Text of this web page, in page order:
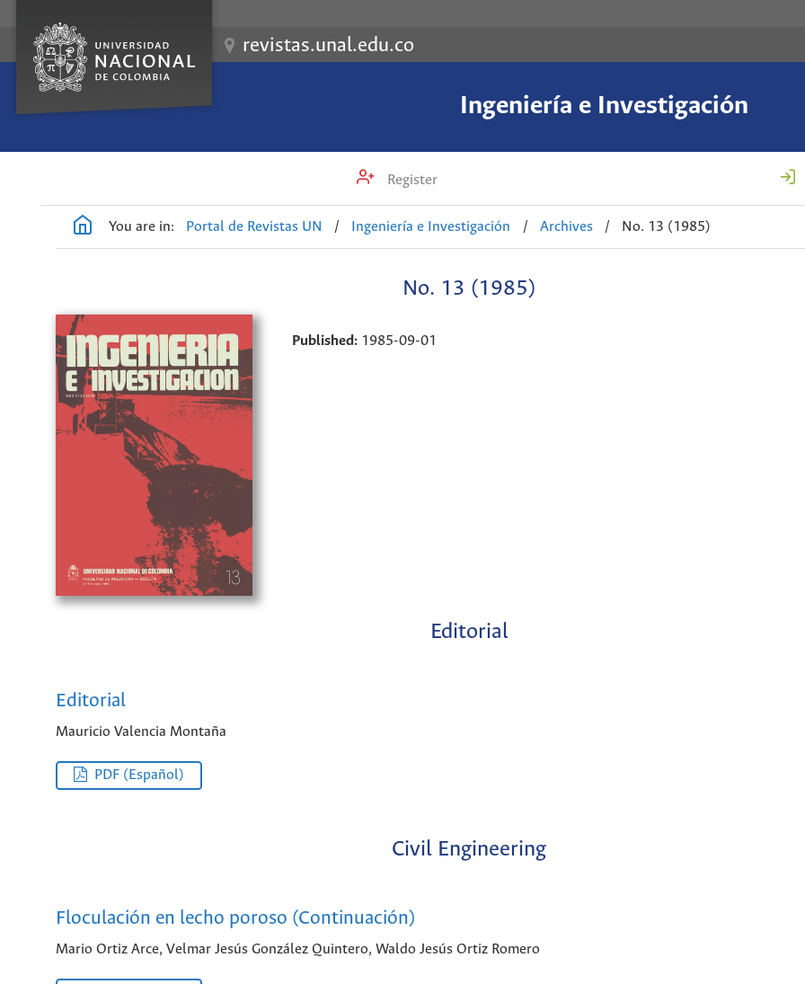
revistas.unal.edu.co
Ingeniería e Investigación
Register
You are in: Portal de Revistas UN / Ingeniería e Investigación / Archives / No. 13 (1985)
No. 13 (1985)
Published: 1985-09-01
Editorial
Editorial
Mauricio Valencia Montaña
PDF (Español)
Civil Engineering
Floculación en lecho poroso (Continuación)
Mario Ortiz Arce, Velmar Jesús González Quintero, Waldo Jesús Ortiz Romero